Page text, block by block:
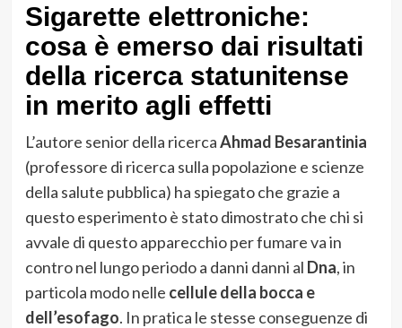
Sigarette elettroniche:
cosa è emerso dai risultati
della ricerca statunitense
in merito agli effetti
L’autore senior della ricercaAhmad Besarantinia
(professore di ricerca sulla popolazione e scienze
della salute pubblica) ha spiegato che grazie a
questo esperimento è stato dimostrato che chi si
avvale di questo apparecchio per fumare va in
contro nel lungo periodo a danni danni al Dna, in
particola modo nelle cellule della bocca e
dell’esofago. In pratica le stesse conseguenze di